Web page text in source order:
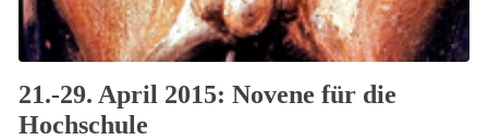
21.-29. April 2015: Novene für die
Hochschule